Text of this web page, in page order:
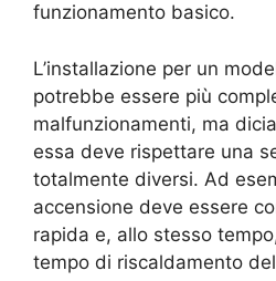
funzionamento basico.
L’installazione per un
potrebbe essere più
malfunzionamenti, ma
essa deve rispettare una
totalmente diversi. Ad
accensione deve essere
rapida e, allo stesso
tempo di riscaldamento